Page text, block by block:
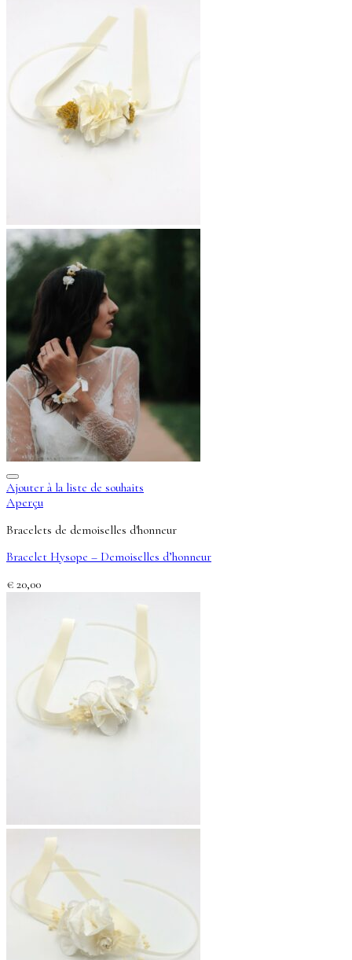
Ajouter à la liste de souhaits
Aperçu
Bracelets de demoiselles d'honneur
Bracelet Hysope – Demoiselles d’honneur
€ 20,00